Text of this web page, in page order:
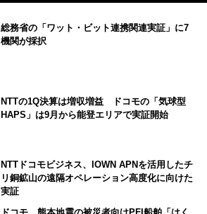
総務省の「ワット・ビット連携関連実証」に7
機関が採択
NTTの1Q決算は増収増益 ドコモの「気球型
HAPS」は9月から能登エリアで実証開始
NTTドコモビジネス、IOWN APNを活用したチ
リ銅鉱山の遠隔オペレーション高度化に向けた
実証